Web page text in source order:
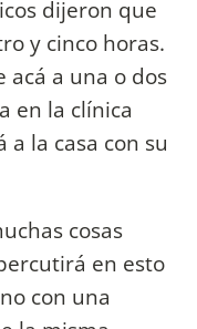
dijeron que
y cinco horas.
acá a una o dos
en la clínica
a la casa con su
cosas
en esto
con una